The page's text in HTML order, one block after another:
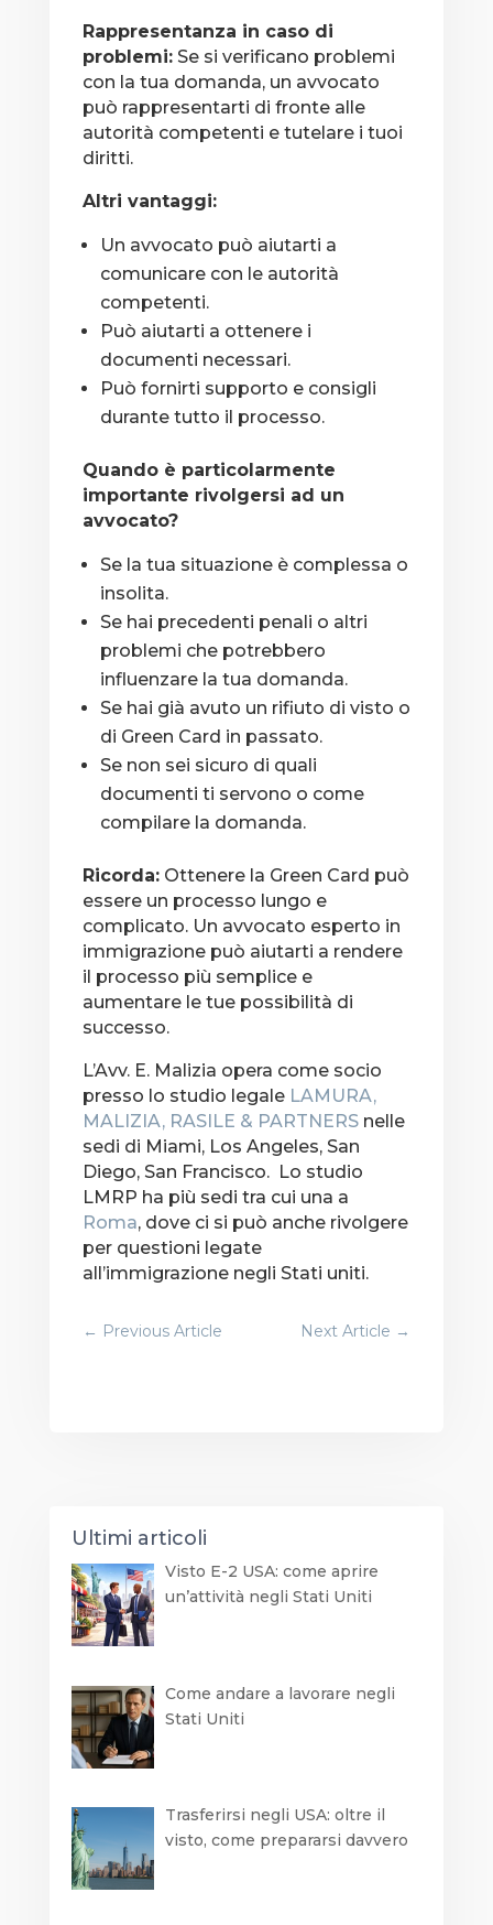
Rappresentanza in caso di
problemi:Se si verificano problemi
con la tua domanda, un avvocato
può rappresentarti di fronte alle
autorità competenti e tutelare i tuoi
diritti.
Altri vantaggi:
Un avvocato può aiutarti a
comunicare con le autorità
competenti.
Può aiutarti a ottenere i
documenti necessari.
Può fornirti supporto e consigli
durante tutto il processo.
Quando è particolarmente
importante rivolgersi ad un
avvocato?
Se la tua situazione è complessa o
insolita.
Se hai precedenti penali o altri
problemi che potrebbero
influenzare la tua domanda.
Se hai già avuto un rifiuto di visto o
di Green Card in passato.
Se non sei sicuro di quali
documenti ti servono o come
compilare la domanda.
Ricorda:Ottenere la Green Card può
essere un processo lungo e
complicato. Un avvocato esperto in
immigrazione può aiutarti a rendere
il processo più semplice e
aumentare le tue possibilità di
successo.
L’Avv. E. Malizia opera come socio
presso lo studio legale LAMURA,
MALIZIA, RASILE & PARTNERSnelle
sedi di Miami, Los Angeles, San
Diego, San Francisco. Lo studio
LMRP ha più sedi tra cui una a
Roma, dove ci si può anche rivolgere
per questioni legate
all’immigrazione negli Stati uniti.
← Previous Article Next Article →
Ultimi articoli
Visto E-2 USA: come aprire
un’attività negli Stati Uniti
Come andare a lavorare negli
Stati Uniti
Trasferirsi negli USA: oltre il
visto, come prepararsi davvero